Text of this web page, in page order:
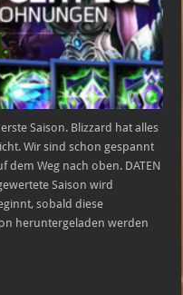
Saison. Blizzard hat alles
Wir sind schon gespannt
dem Weg nach oben. DATEN
Saison wird
sobald diese
heruntergeladen werden